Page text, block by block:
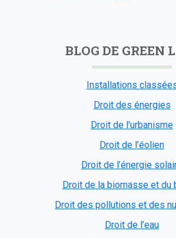
BLOG DE GREEN
Installations
Droit des énergies
Droit de l'urbanisme
Droit de l’éolien
Droit de l’énergie
Droit de la biomasse et du
Droit des pollutions et des
Droit de l’eau